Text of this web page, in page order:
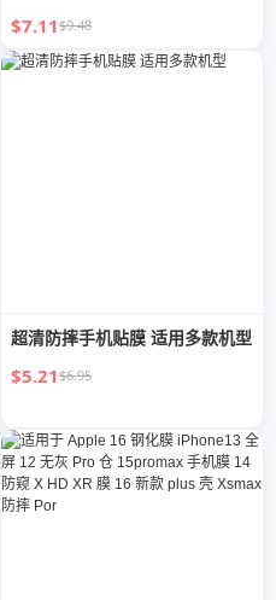
全屏隐私防偷窥钢化膜
$7.11$9.48
超清防摔手机贴膜 适用多款机型
$5.21$6.95